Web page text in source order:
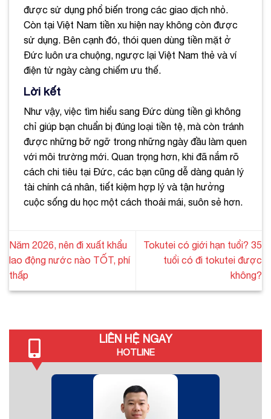
được sử dụng phổ biến trong các giao dịch nhỏ.
Còn tại Việt Nam tiền xu hiện nay không còn được
sử dụng. Bên cạnh đó, thói quen dùng tiền mặt ở
Đức luôn ưa chuộng, ngược lại Việt Nam thẻ và ví
điện tử ngày càng chiếm ưu thế.
Lời kết
Như vậy, việc tìm hiểu sang Đức dùng tiền gì không
chỉ giúp bạn chuẩn bị đúng loại tiền tệ, mà còn tránh
được những bỡ ngỡ trong những ngày đầu làm quen
với môi trường mới. Quan trọng hơn, khi đã nắm rõ
cách chi tiêu tại Đức, các bạn cũng dễ dàng quản lý
tài chính cá nhân, tiết kiệm hợp lý và tận hưởng
cuộc sống du học một cách thoải mái, suôn sẻ hơn.
Năm 2026, nên đi xuất khẩu
lao động nước nào TỐT, phí
thấp
Tokutei có giới hạn tuổi? 35
tuổi có đi tokutei được
không?
LIÊN HỆ NGAY
HOTLINE